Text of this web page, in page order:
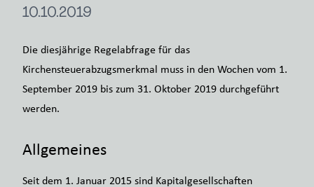
10.10.2019
Die diesjährige Regelabfrage für das
Kirchensteuerabzugsmerkmal muss in den Wochen vom 1.
September 2019 bis zum 31. Oktober 2019 durchgeführt
werden.
Allgemeines
Seit dem 1. Januar 2015 sind Kapitalgesellschaften